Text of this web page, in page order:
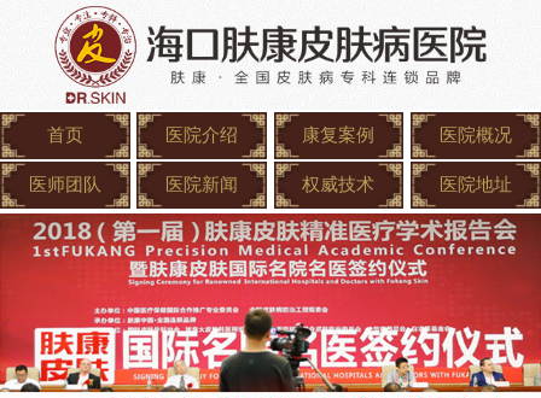
首页 医院介绍 康复案例 医院概况
医师团队 医院新闻 权威技术 医院地址